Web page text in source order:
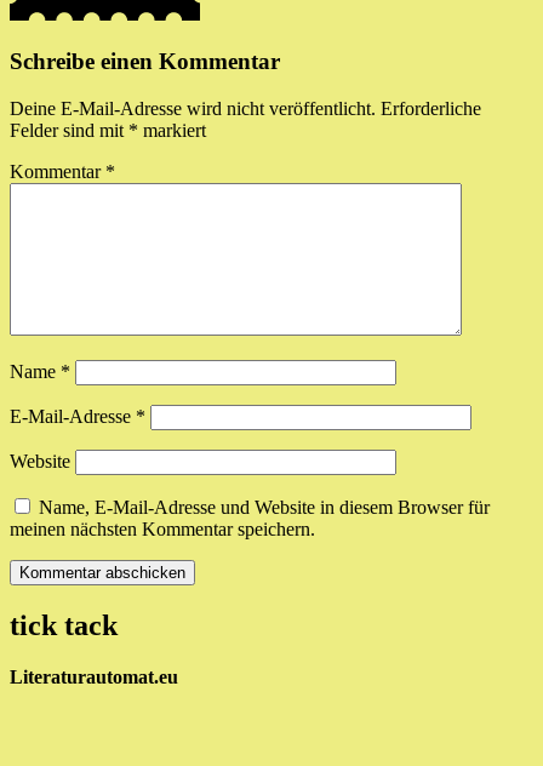
Schreibe einen Kommentar
Deine E-Mail-Adresse wird nicht veröffentlicht. Erforderliche
Felder sind mit * markiert
Kommentar *
Name *
E-Mail-Adresse *
Website
Name, E-Mail-Adresse und Website in diesem Browser für
meinen nächsten Kommentar speichern.
tick tack
Literaturautomat.eu